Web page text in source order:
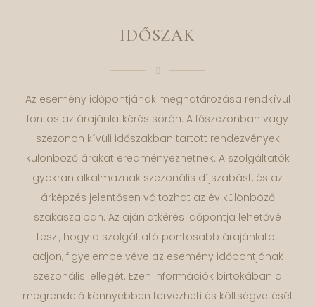
IDŐSZAK
Az esemény időpontjának meghatározása rendkívül
fontos az árajánlatkérés során. A főszezonban vagy
szezonon kívüli időszakban tartott rendezvények
különböző árakat eredményezhetnek. A szolgáltatók
gyakran alkalmaznak szezonális díjszabást, és az
árképzés jelentősen változhat az év különböző
szakaszaiban. Az ajánlatkérés időpontja lehetővé
teszi, hogy a szolgáltató pontosabb árajánlatot
adjon, figyelembe véve az esemény időpontjának
szezonális jellegét. Ezen információk birtokában a
megrendelő könnyebben tervezheti és költségvetését